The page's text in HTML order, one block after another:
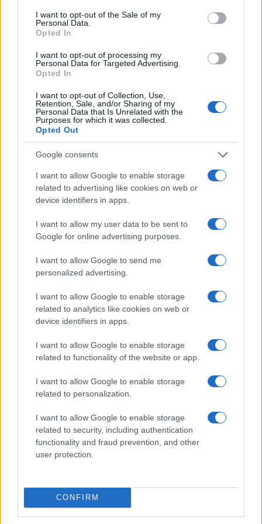
consent section.
I want to opt-out of the Sale of my
Personal Data.
Opted In
I want to opt-out of processing my
Personal Data for Targeted Advertising.
Opted In
I want to opt-out of Collection, Use,
Retention, Sale, and/or Sharing of my
Personal Data that Is Unrelated with the
Purposes for which it was collected.
Opted Out
Google consents
I want to allow Google to enable storage
related to advertising like cookies on web or
device identifiers in apps.
I want to allow my user data to be sent to
Google for online advertising purposes.
I want to allow Google to send me
personalized advertising.
I want to allow Google to enable storage
related to analytics like cookies on web or
device identifiers in apps.
I want to allow Google to enable storage
related to functionality of the website or app.
I want to allow Google to enable storage
related to personalization.
I want to allow Google to enable storage
related to security, including authentication
functionality and fraud prevention, and other
user protection.
CONFIRM
Vuoi rimuovere le pubblicità nazionali?
Puoi abbonarti asoli € 1,10 al mese
Sei già abbonato?
Puoi effettuare l'accesso andando nella
cliccandoqui
Siulp Sassari
Tamara Marcelli